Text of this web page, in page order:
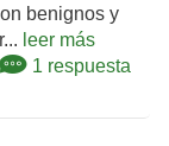
benignos y
leer más
1 respuesta